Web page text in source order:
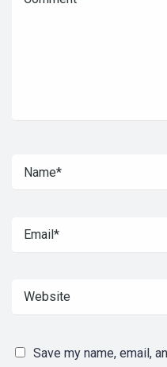
Save my name, email,